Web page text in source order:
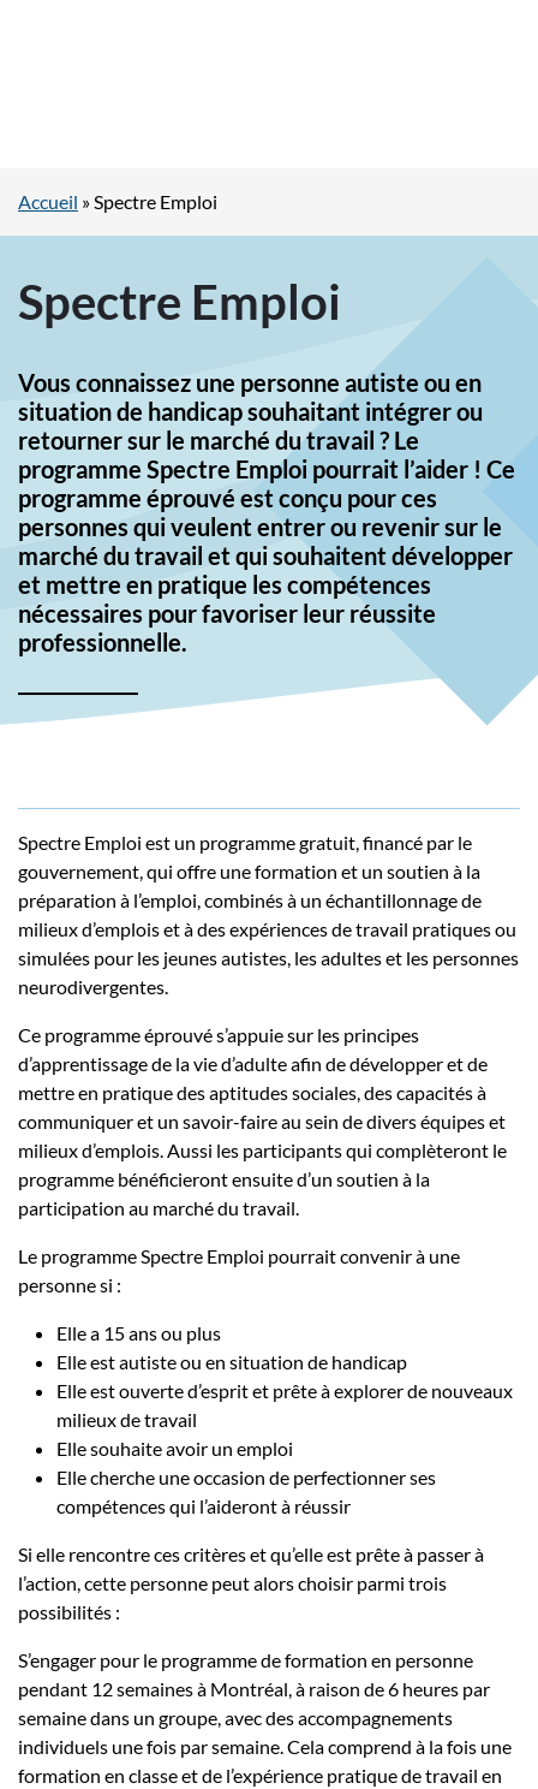
Accueil »Spectre Emploi
Spectre Emploi
Vous connaissez une personne autiste ou en
situation de handicap souhaitant intégrer ou
retourner sur le marché du travail ? Le
programme Spectre Emploi pourrait l’aider ! Ce
programme éprouvé est conçu pour ces
personnes qui veulent entrer ou revenir sur le
marché du travail et qui souhaitent développer
et mettre en pratique les compétences
nécessaires pour favoriser leur réussite
professionnelle.
Spectre Emploi est un programme gratuit, financé par le
gouvernement, qui offre une formation et un soutien à la
préparation à l’emploi, combinés à un échantillonnage de
milieux d’emplois et à des expériences de travail pratiques ou
simulées pour les jeunes autistes, les adultes et les personnes
neurodivergentes.
Ce programme éprouvé s’appuie sur les principes
d’apprentissage de la vie d’adulte afin de développer et de
mettre en pratique des aptitudes sociales, des capacités à
communiquer et un savoir-faire au sein de divers équipes et
milieux d’emplois. Aussi les participants qui complèteront le
programme bénéficieront ensuite d’un soutien à la
participation au marché du travail.
Le programme Spectre Emploi pourrait convenir à une
personne si :
Elle a 15 ans ou plus
Elle est autiste ou en situation de handicap
Elle est ouverte d’esprit et prête à explorer de nouveaux
milieux de travail
Elle souhaite avoir un emploi
Elle cherche une occasion de perfectionner ses
compétences qui l’aideront à réussir
Si elle rencontre ces critères et qu’elle est prête à passer à
l’action, cette personne peut alors choisir parmi trois
possibilités :
S’engager pour le programme de formation en personne
pendant 12 semaines à Montréal, à raison de 6 heures par
semaine dans un groupe, avec des accompagnements
individuels une fois par semaine. Cela comprend à la fois une
formation en classe et de l’expérience pratique de travail en